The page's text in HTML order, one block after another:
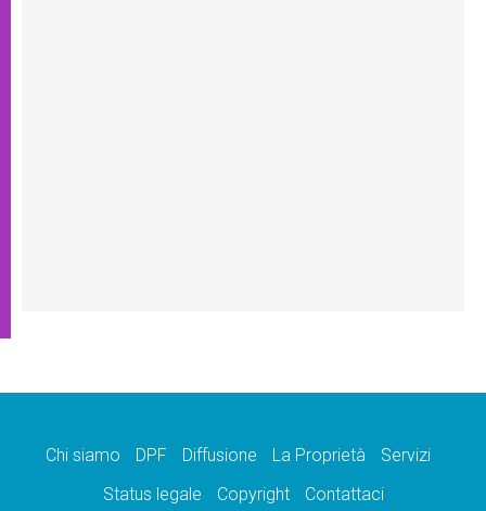
Chi siamo DPF Diffusione La Proprietà
Servizi
Status legale
Copyright Contattaci